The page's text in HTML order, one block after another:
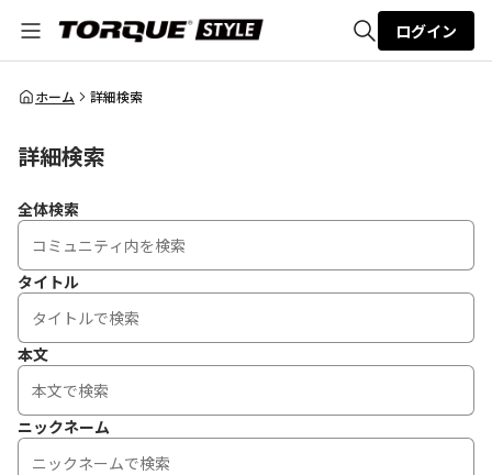
全体検索
ログイン
ホーム 詳細検索
詳細検索
全体検索
タイトル
本文
ニックネーム